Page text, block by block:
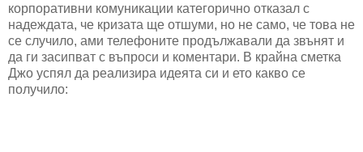
корпоративни комуникации категорично отказал с
надеждата, че кризата ще отшуми, но не само, че това не
се случило, ами телефоните продължавали да звънят и
да ги засипват с въпроси и коментари. В крайна сметка
Джо успял да реализира идеята си и ето какво се
получило: